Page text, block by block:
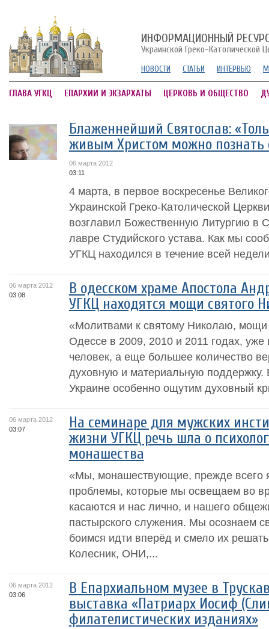
ИНФОРМАЦИОННЫЙ
Украинской Греко-Католической
НОВОСТИ СТАТЬИ ИНТЕРВЬЮ
ГЛАВА УГКЦ ЕПАРХИИ И ЭКЗАРХАТЫ ЦЕРКОВЬ И ОБЩЕСТВО
Блаженнейший Святослав:
живым Христом можно познать
06 марта 2012
03:11
4 марта, в первое воскресенье
Украинской Греко-Католической
возглавил Божественную Литургию в
лавре Студийского устава. Как мы
УГКЦ находился в течение всей
06 марта 2012
03:08
В одесском храме Апостола
УГКЦ находятся мощи святого
«Молитвами к святому Николаю, мощи
Одессе в 2009, 2010 и 2011 годах, уже
человек, а еще большее количество
духовную и материальную поддержку.
Украине особенно ощутим духовный
06 марта 2012
03:07
На семинаре для мужских
жизни УГКЦ речь шла о
монашества
«Мы, монашествующие, прежде всего
проблемы, которые мы освещаем во
касаются и нас лично, и нашего
пастырского служения. Мы осознаем
боимся идти вперёд и смело их
Колесник, ОНИ,...
06 марта 2012
03:06
В Епархиальном музее в
выставка «Патриарх Иосиф
филателистических изданиях»